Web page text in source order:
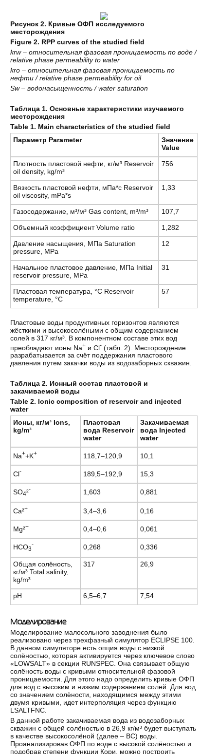
Рисунок 2. Кривые ОФП исследуемого
месторождения
Figure 2. RPP curves of the studied field
krw –относительная фазовая проницаемость по воде/
relative phase permeability to water
kro –относительная фазовая проницаемость по
нефти/ relative phase permeability for oil
Sw – водонасыщенность / water saturation
Таблица 1. Основные характеристики изучаемого
месторождения
Table 1. Main characteristics of the studied field
Параметр Parameter
Значение
Value
Плотность пластовой нефти, кг/м³ Reservoir
oil density, kg/m³
756
Вязкость пластовой нефти, мПа*с Reservoir
oil viscosity, mPa*s
1,33
Газосодержание, м³/м³ Gas content, m³/m³ 107,7
Объемный коэффициент Volume ratio 1,282
Давление насыщения, МПа Saturation
pressure, MPa
12
Начальное пластовое давление, МПа Initial
reservoir pressure, MPa
31
Пластовая температура, °С Reservoir
temperature, °C
57
Пластовые воды продуктивных горизонтов являются
жёсткими и высокосолёными с общим содержанием
солей в 317 кг/м³. В компонентном составе этих вод
преобладают ионы Na+ и Cl- (табл. 2). Месторождение
разрабатывается за счёт поддержания пластового
давления путем закачки воды из водозаборных скважин.
Таблица 2. Ионный состав пластовой и
закачиваемой воды
Table 2. Ionic composition of reservoir and injected
water
Ионы, кг/м³ Ions,
kg/m³
Пластовая
вода Reservoir
water
Закачиваемая
вода Injected
water
Na++K+ 118,7–120,9 10,1
Cl- 189,5–192,9 15,3
SO4²- 1,603 0,881
Ca²+ 3,4–3,6 0,16
Mg²+ 0,4–0,6 0,061
HCO3
- 0,268 0,336
Общая солёность,
кг/м³ Total salinity,
kg/m³
317 26,9
pH 6,5–6,7 7,54
Моделирование
Моделирование малосольного заводнения было
реализовано через трехфазный симулятор ECLIPSE 100.
В данном симуляторе есть опция воды с низкой
солёностью, которая активируется через ключевое слово
«LOWSALT» в секции RUNSPEC. Она связывает общую
солёность воды с кривыми относительной фазовой
проницаемости. Для этого надо определить кривые ОФП
для вод с высоким и низким содержанием солей. Для вод
со значением солёности, находящимся между этими
двумя кривыми, идет интерполяция через функцию
LSALTFNC.
В данной работе закачиваемая вода из водозаборных
скважин с общей солёностью в 26,9 кг/м³ будет выступать
в качестве высокосолёной (далее – ВС) воды.
Проанализировав ОФП по воде с высокой солёностью и
подобрав степени функции Кори, можно построить